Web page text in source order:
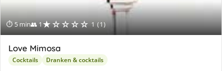
⏱ 5 min👥 1★☆☆☆☆ 1 (1)
Love Mimosa
Cocktails Dranken & cocktails